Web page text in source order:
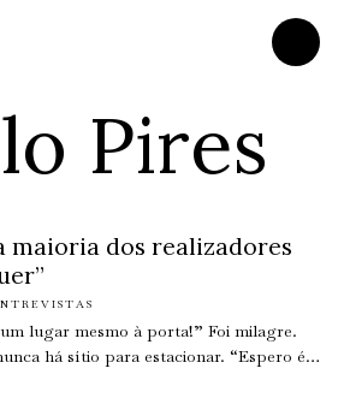
Pires
maioria dos realizadores
lugar mesmo à porta!” Foi milagre.
há sítio para estacionar. “Espero é…